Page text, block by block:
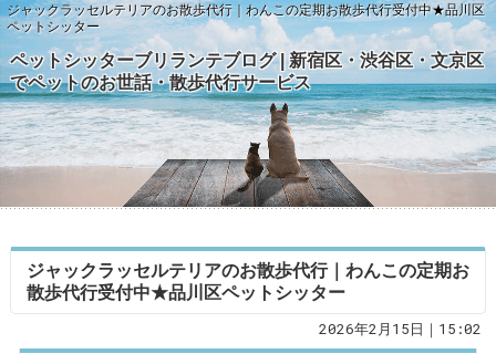
ジャックラッセルテリアのお散歩代行｜わんこの定期お散歩代行受付中★品川区
ペットシッター
ペットシッターブリランテブログ | 新宿区・渋谷区・文京区
でペットのお世話・散歩代行サービス
ジャックラッセルテリアのお散歩代行｜わんこの定期お
散歩代行受付中★品川区ペットシッター
2026年2月15日｜15:02